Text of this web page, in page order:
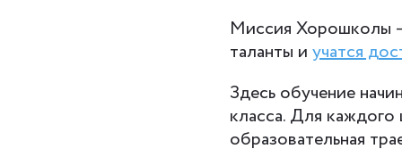
Миссия Хорошколы
таланты и учатся
Здесь обучение
класса. Для каждого
образовательная